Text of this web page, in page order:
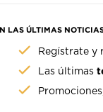
LAS ÚLTIMAS
Regístrate y
Las últimas